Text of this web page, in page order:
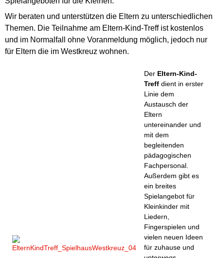
Wir beraten und unterstützen die Eltern zu unterschiedlichen
Themen. Die Teilnahme am Eltern-Kind-Treff ist kostenlos
und im Normalfall ohne Voranmeldung möglich, jedoch nur
für Eltern die im Westkreuz wohnen.
Der Eltern-Kind-
Treff dient in erster
Linie dem
Austausch der
Eltern
untereinander und
mit dem
begleitenden
pädagogischen
Fachpersonal.
Außerdem gibt es
ein breites
Spielangebot für
Kleinkinder mit
Liedern,
Fingerspielen und
vielen neuen Ideen
für zuhause und